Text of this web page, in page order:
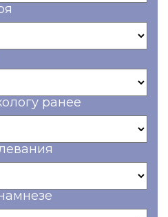
ранее